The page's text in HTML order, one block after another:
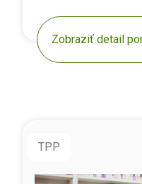
Zobraziť detail
TPP